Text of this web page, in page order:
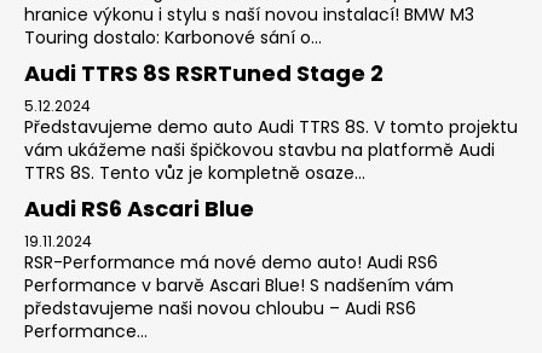
hranice výkonu i stylu s naší novou instalací! BMW M3
Touring dostalo: Karbonové sání o...
Audi TTRS 8S RSRTuned Stage 2
5.12.2024
Představujeme demo auto Audi TTRS 8S. V tomto projektu
vám ukážeme naši špičkovou stavbu na platformě Audi
TTRS 8S. Tento vůz je kompletně osaze...
Audi RS6 Ascari Blue
19.11.2024
RSR-Performance má nové demo auto! Audi RS6
Performance v barvě Ascari Blue! S nadšením vám
představujeme naši novou chloubu – Audi RS6
Performance...